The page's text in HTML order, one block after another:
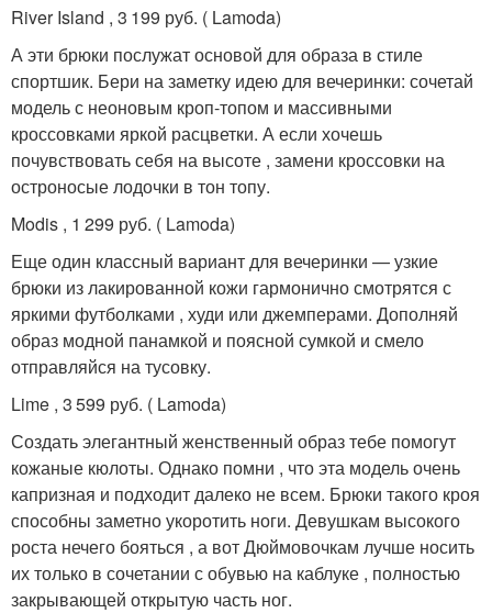
River Island , 3 199 руб. ( Lamoda)
А эти брюки послужат основой для образа в стиле
спортшик. Бери на заметку идею для вечеринки: сочетай
модель с неоновым кроп-топом и массивными
кроссовками яркой расцветки. А если хочешь
почувствовать себя на высоте , замени кроссовки на
остроносые лодочки в тон топу.
Modis , 1 299 руб. ( Lamoda)
Еще один классный вариант для вечеринки — узкие
брюки из лакированной кожи гармонично смотрятся с
яркими футболками , худи или джемперами. Дополняй
образ модной панамкой и поясной сумкой и смело
отправляйся на тусовку.
Lime , 3 599 руб. ( Lamoda)
Создать элегантный женственный образ тебе помогут
кожаные кюлоты. Однако помни , что эта модель очень
капризная и подходит далеко не всем. Брюки такого кроя
способны заметно укоротить ноги. Девушкам высокого
роста нечего бояться , а вот Дюймовочкам лучше носить
их только в сочетании с обувью на каблуке , полностью
закрывающей открытую часть ног.